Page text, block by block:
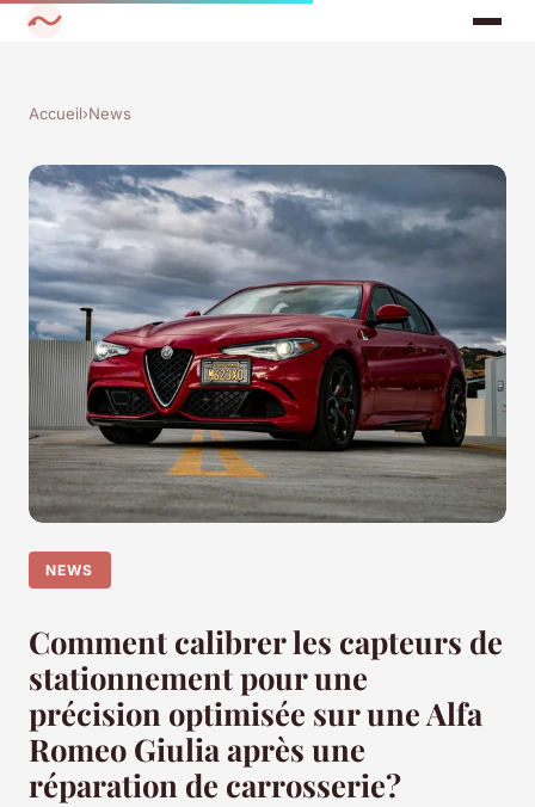
Accueil›News
NEWS
Comment calibrer les capteurs de
stationnement pour une
précision optimisée sur une Alfa
Romeo Giulia après une
réparation de carrosserie?